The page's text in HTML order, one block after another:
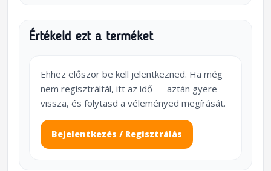
Értékeld ezt a terméket
Ehhez először be kell jelentkezned. Ha még
nem regisztráltál, itt az idő — aztán gyere
vissza, és folytasd a véleményed megírását.
Bejelentkezés / Regisztrálás